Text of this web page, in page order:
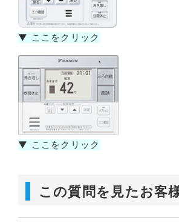
▼ ここをクリック
▼ ここをクリック
この質問を見たお客